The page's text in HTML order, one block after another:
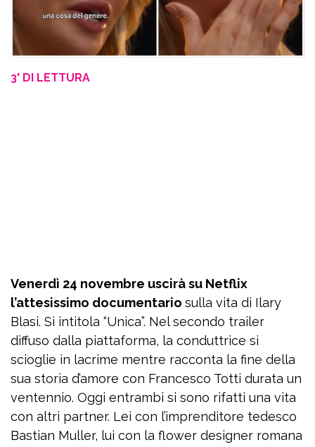
3' DI LETTURA
Venerdì 24 novembre uscirà su Netflix
l’attesissimo documentario sulla vita di Ilary
Blasi. Si intitola “Unica”. Nel secondo trailer
diffuso dalla piattaforma, la conduttrice si
scioglie in lacrime mentre racconta la fine della
sua storia d’amore con Francesco Totti durata un
ventennio. Oggi entrambi si sono rifatti una vita
con altri partner. Lei con l’imprenditore tedesco
Bastian Muller, lui con la flower designer romana